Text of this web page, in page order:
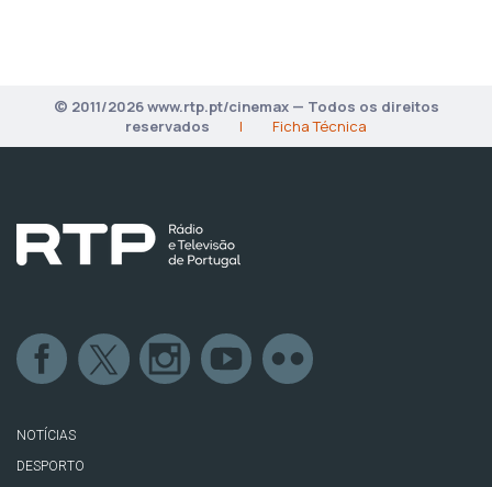
© 2011/2026 www.rtp.pt/cinemax — Todos os direitos
reservados
| Ficha Técnica
NOTÍCIAS
DESPORTO